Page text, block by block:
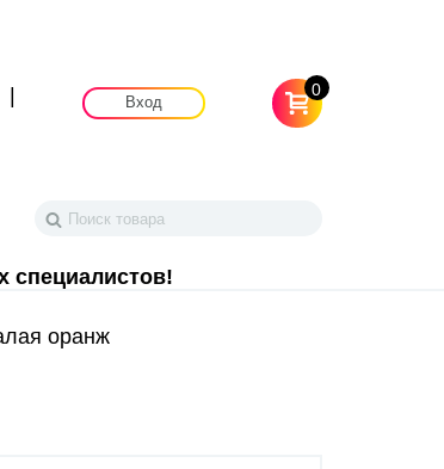
Вход
0
специалистов!
оранж